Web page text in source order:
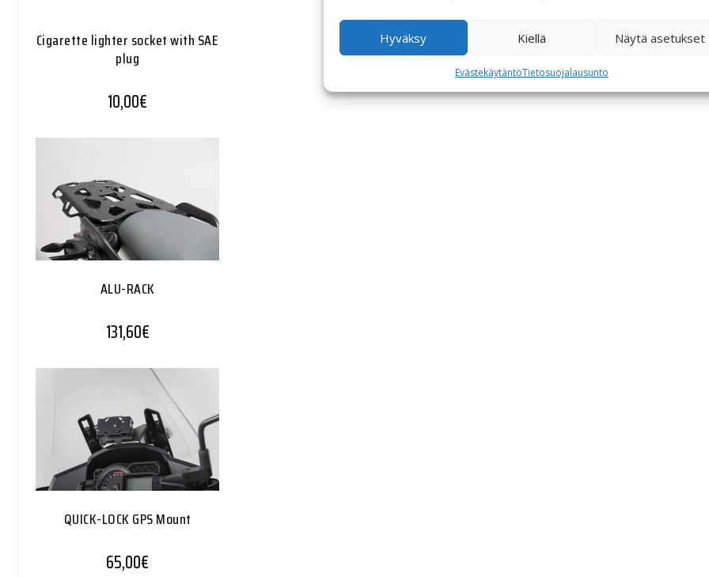
Hyväksy Kiellä Näytä asetukset
EvästekäytäntöTietosuojalausunto
Cigarette lighter socket with SAE
plug
10,00€
ALU-RACK
131,60€
QUICK-LOCK GPS Mount
65,00€